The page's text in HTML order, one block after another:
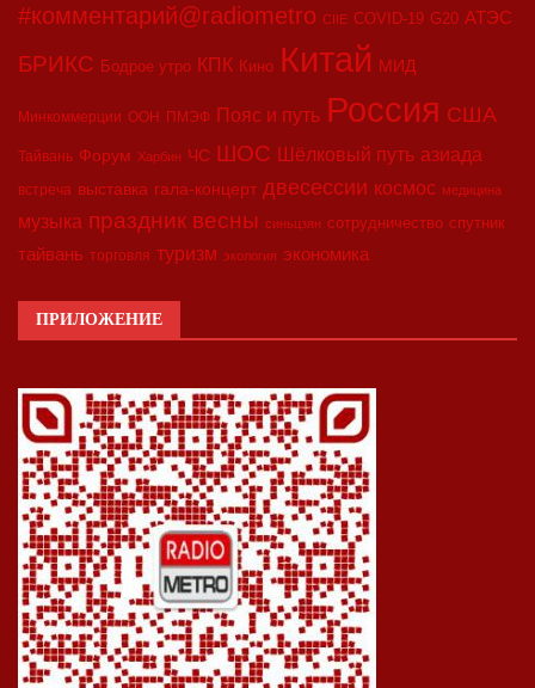
#комментарий@radiometro CIIE COVID-19 G20 АТЭС
БРИКС Бодрое утро КПК Кино Китай МИД
Минкоммерции ООН ПМЭФ Пояс и путь Россия США
Тайвань Форум Харбин ЧС ШОС Шёлковый путь азиада
встреча выставка гала-концерт двесессии космос медицина
музыка праздник весны синьцзян сотрудничество спутник
тайвань торговля туризм экология экономика
ПРИЛОЖЕНИЕ